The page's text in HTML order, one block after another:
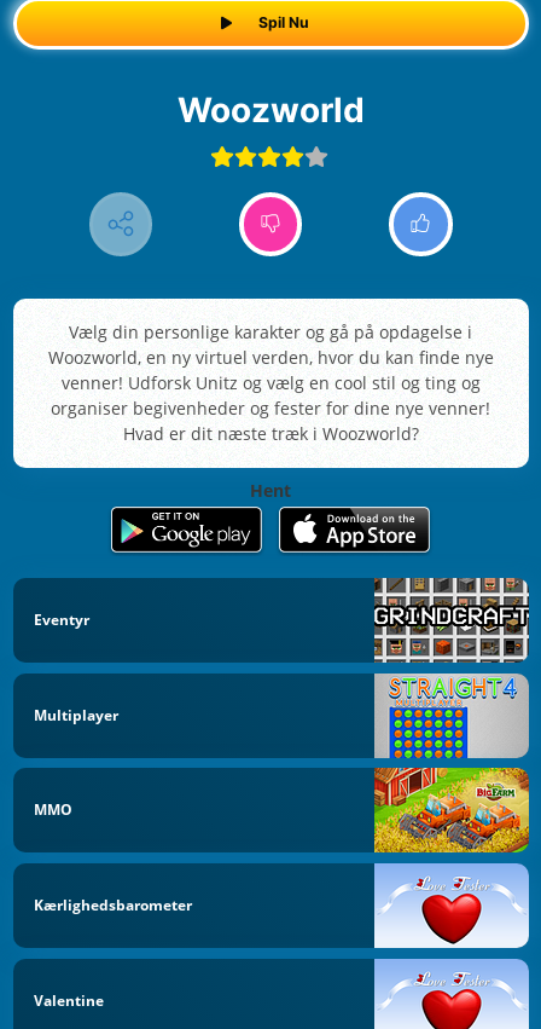
Spil Nu
Woozworld
Vælg din personlige karakter og gå på opdagelse i
Woozworld, en ny virtuel verden, hvor du kan finde nye
venner! Udforsk Unitz og vælg en cool stil og ting og
organiser begivenheder og fester for dine nye venner!
Hvad er dit næste træk i Woozworld?
Hent
Eventyr
Multiplayer
MMO
Kærlighedsbarometer
Valentine